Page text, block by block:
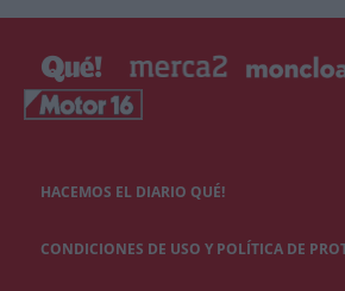
HACEMOS EL DIARIO QUÉ!
CONDICIONES DE USO Y POLÍTICA DE